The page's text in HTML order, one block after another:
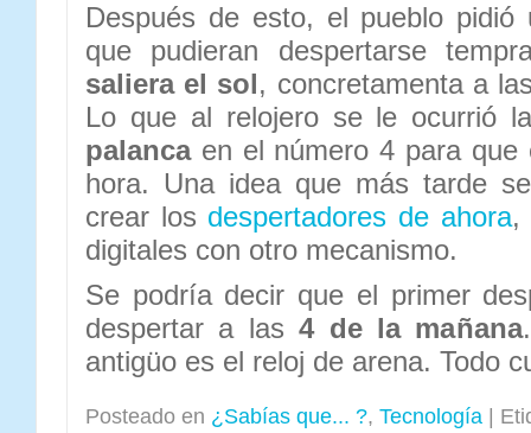
Después de esto, el pueblo pidió
que pudieran despertarse
saliera el sol, concretamenta a
Lo que al relojero se le ocurrió
palancaen el número 4 para que
hora. Una idea que más tarde
crear los despertadores de ahora,
digitales con otro mecanismo.
Se podría decir que el primer
despertar a las4 de la mañana
antigüo es el reloj de arena. Todo
Posteado en ¿Sabías que... ?, Tecnología